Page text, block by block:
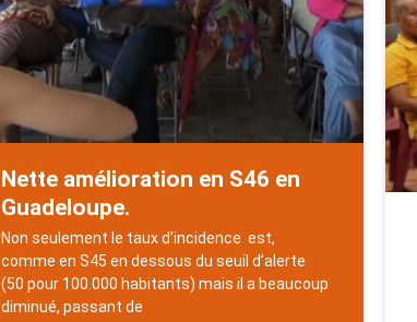
Nette amélioration en S46 en
Guadeloupe.
Non seulement le taux d’incidence est,
comme en S45 en dessous du seuil d’alerte
(50 pour 100.000 habitants) mais il a beaucoup
diminué, passant de